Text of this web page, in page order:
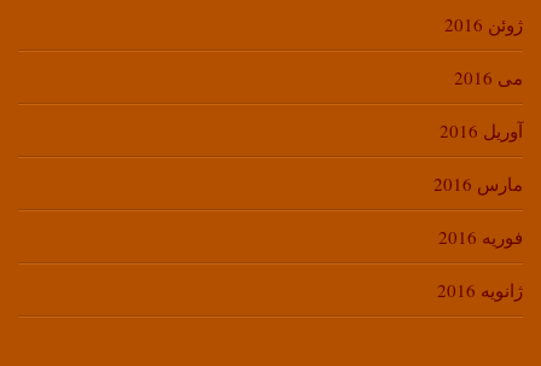
ژوئن 2016
می 2016
آوریل 2016
مارس 2016
فوریه 2016
ژانویه 2016